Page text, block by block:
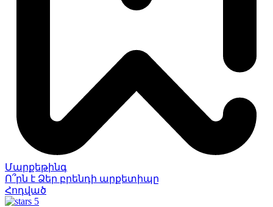
Մարքեթինգ
Ո՞րն է Ձեր բրենդի արքետիպը
Հոդված
5